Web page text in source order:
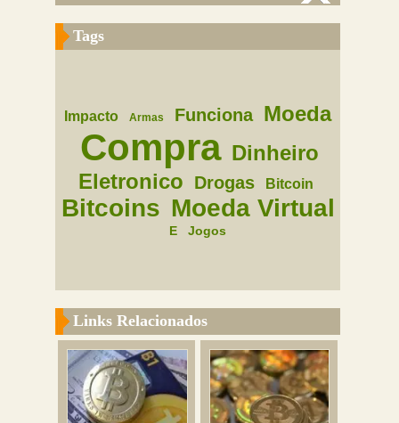
Tags
Impacto Armas Funciona Moeda
Compra Dinheiro
Eletronico
Drogas Bitcoin
Bitcoins Moeda Virtual
E Jogos
Links Relacionados